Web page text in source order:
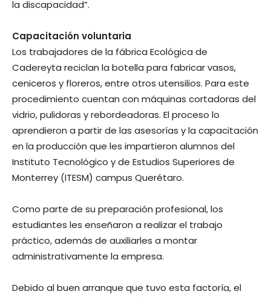
la discapacidad”.
Capacitación voluntaria
Los trabajadores de la fábrica Ecológica de
Cadereyta reciclan la botella para fabricar vasos,
ceniceros y floreros, entre otros utensilios. Para este
procedimiento cuentan con máquinas cortadoras del
vidrio, pulidoras y rebordeadoras. El proceso lo
aprendieron a partir de las asesorías y la capacitación
en la producción que les impartieron alumnos del
Instituto Tecnológico y de Estudios Superiores de
Monterrey (ITESM) campus Querétaro.
Como parte de su preparación profesional, los
estudiantes les enseñaron a realizar el trabajo
práctico, además de auxiliarles a montar
administrativamente la empresa.
Debido al buen arranque que tuvo esta factoría, el